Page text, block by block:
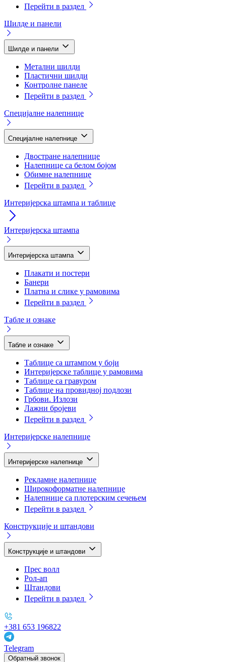
Перейти в раздел
Шилде и панели
Шилде и панели
Метални шилди
Пластични шилди
Контролне панеле
Перейти в раздел
Специјалне налепнице
Специјалне налепнице
Двостране налепнице
Налепнице са белом бојом
Обимне налепнице
Перейти в раздел
Интеријерска штампа и таблице
Интеријерска штампа
Интеријерска штампа
Плакати и постери
Банери
Платна и слике у рамовима
Перейти в раздел
Табле и ознаке
Табле и ознаке
Таблице са штампом у боји
Интеријерске таблице у рамовима
Таблице са гравуром
Таблице на провидној подлози
Грбови. Излози
Лажни бројеви
Перейти в раздел
Интеријерске налепнице
Интеријерске налепнице
Рекламне налепнице
Широкоформатне налепнице
Налепнице са плотерским сечењем
Перейти в раздел
Конструкције и штандови
Конструкције и штандови
Прес волл
Рол-ап
Штандови
Перейти в раздел
+381 653 196822
Telegram
Обратный звонок